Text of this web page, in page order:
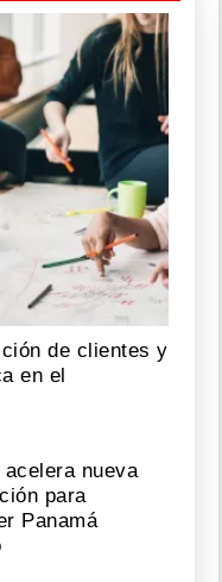
de clientes y
en el
acelera nueva
para
Panamá